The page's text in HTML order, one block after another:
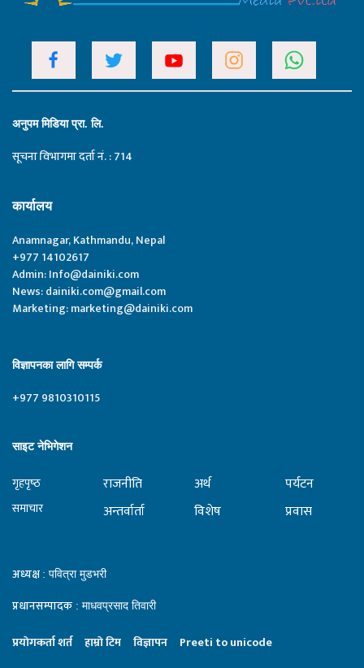
अनुपम मिडिया प्रा. लि.
सूचना विभागमा दर्ता नं. : 714
कार्यालय
Anamnagar, Kathmandu, Nepal
+977 14102617
Admin:Info@dainiki.com
News:dainiki.com@gmail.com
Marketing:marketing@dainiki.com
विज्ञापनका लागि सम्पर्क
+977 9810310115
साइट नेभिगेशन
गृहपृष्‍ठ
समाचार
राजनीति
अन्तर्वार्ता
अर्थ
विशेष
पर्यटन
प्रवास
अध्यक्ष : पवित्रा मुडभरी
प्रधानसम्पादक : माधवप्रसाद तिवारी
प्रयाेगकर्ता शर्त हाम्राे टिम विज्ञापन Preeti to unicode